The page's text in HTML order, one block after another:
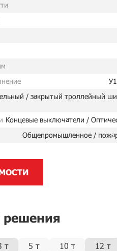
/ закрытый троллейный
Концевые выключатели /
Общепромышленное /
т 5 т 10 т 12 т